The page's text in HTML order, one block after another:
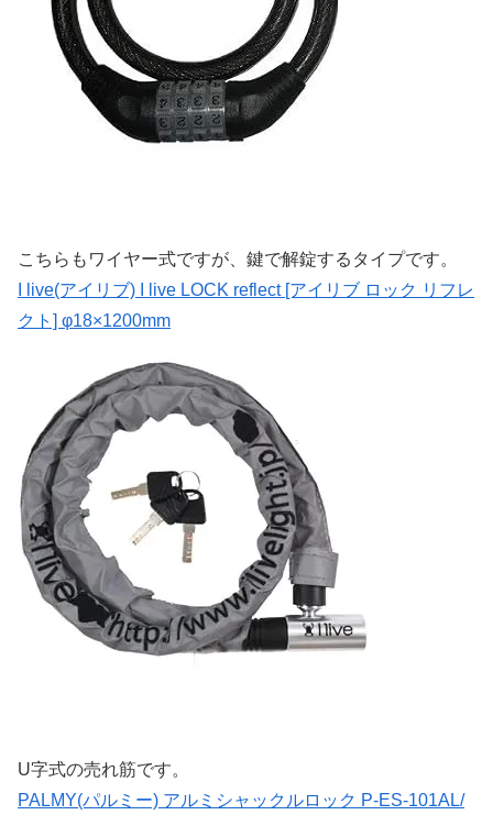
こちらもワイヤー式ですが、鍵で解錠するタイプです。
I live(アイリブ) I live LOCK reflect [アイリブ ロック リフレ
クト] φ18×1200mm
U字式の売れ筋です。
PALMY(パルミー) アルミシャックルロック P-ES-101AL/